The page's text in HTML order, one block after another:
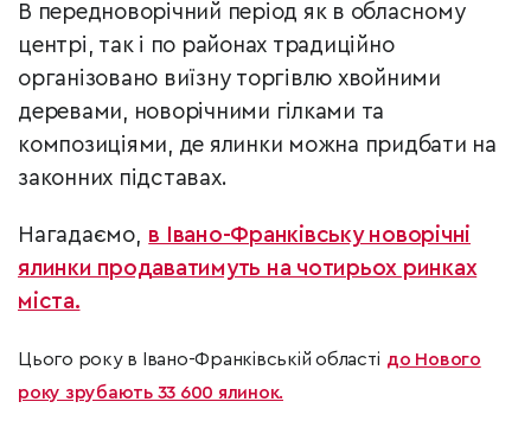
В передноворічний період як в обласному
центрі, так і по районах традиційно
організовано виїзну торгівлю хвойними
деревами, новорічними гілками та
композиціями, де ялинки можна придбати на
законних підставах.
Нагадаємо, в Івано-Франківську новорічні
ялинки продаватимуть на чотирьох ринках
міста.
Цього року в Івано-Франківській області до Нового
року зрубають 33 600 ялинок.